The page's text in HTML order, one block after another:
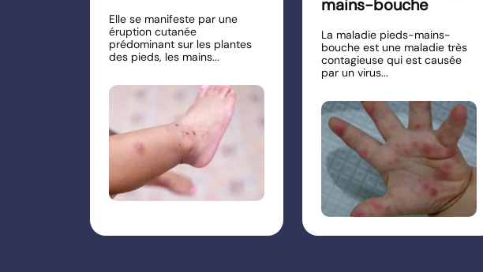
Elle se manifeste par une
éruption cutanée
prédominant sur les plantes
des pieds, les mains...
mains-bouche
La maladie pieds-mains-
bouche est une maladie très
contagieuse qui est causée
par un virus...